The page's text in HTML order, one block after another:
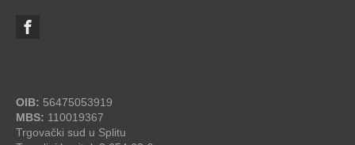
OIB: 56475053919
MBS: 110019367
Trgovački sud u Splitu